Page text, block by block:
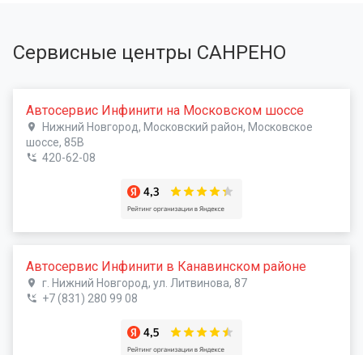
Сервисные центры САНРЕНО
Автосервис Инфинити на Московском шоссе
Нижний Новгород, Московский район, Московское
шоссе, 85В
420-62-08
Автосервис Инфинити в Канавинском районе
г. Нижний Новгород, ул. Литвинова, 87
+7 (831) 280 99 08